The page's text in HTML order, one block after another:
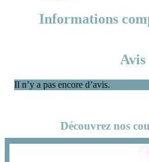
Informations
Avis
Il n’y a pas encore d’avis.
Découvrez nos